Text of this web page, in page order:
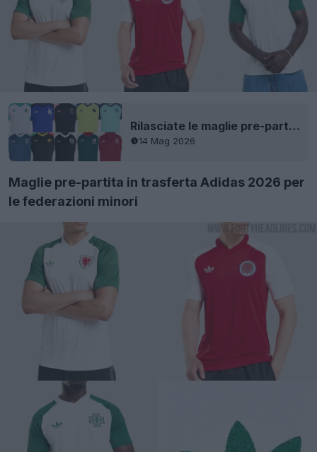
Rilasciate le maglie pre-partita in trasferta Adidas per i Mondiali 2026
14 Mag 2026
Maglie pre-partita in trasferta Adidas 2026 per
le federazioni minori